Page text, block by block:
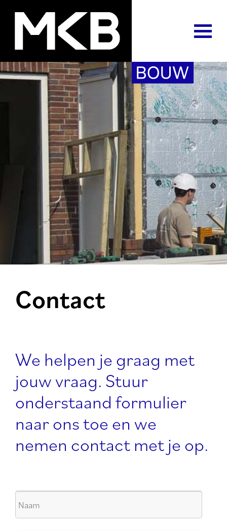
Contact
We helpen je graag met
jouw vraag. Stuur
onderstaand formulier
naar ons toe en we
nemen contact met je op.